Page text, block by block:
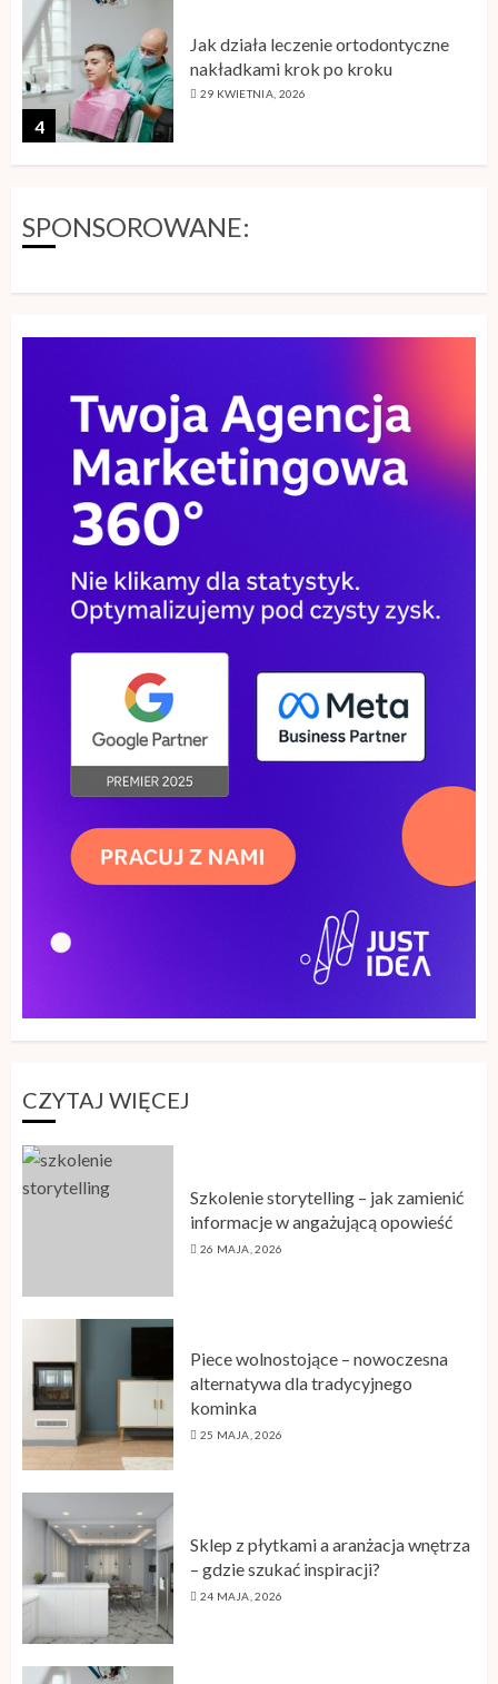
5
technologii w nowoczesnych
systemach identyfikacji
1
Szkolenie storytelling – jak zamienić
informacje w angażującą opowieść
alternatywa dla tradycyjnego
kominka
25 MAJA, 2026
– gdzie szukać inspiracji?
24 MAJA, 2026
SPONSOROWANE:
CZYTAJ WIĘCEJ
Szkolenie storytelling – jak zamienić
informacje w angażującą opowieść
26 MAJA, 2026
Piece wolnostojące – nowoczesna
alternatywa dla tradycyjnego
kominka
25 MAJA, 2026
Sklep z płytkami a aranżacja wnętrza
– gdzie szukać inspiracji?
24 MAJA, 2026